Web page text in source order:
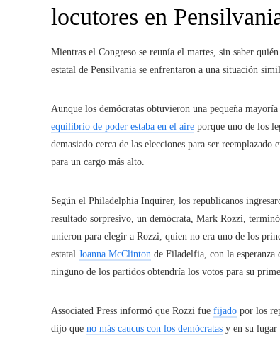
locutores en
Mientras el Congreso se reunía el martes, sin saber
estatal de Pensilvania se enfrentaron a una situación
Aunque los demócratas obtuvieron una pequeña
equilibrio de poder estaba en el aire porque uno de los
demasiado cerca de las elecciones para ser
para un cargo más alto.
Según el Philadelphia Inquirer, los republicanos
resultado sorpresivo, un demócrata, Mark Rozzi,
unieron para elegir a Rozzi, quien no era uno de los
estatal Joanna McClinton de Filadelfia, con la
ninguno de los partidos obtendría los votos para su
Associated Press informó que Rozzi fue fijado por los
dijo que no más caucus con los demócratas y en su lugar